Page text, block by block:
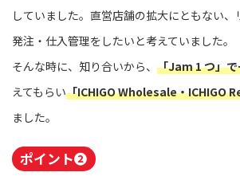
していました。直営店舗の拡大にともない、
発注・仕入管理をしたいと考えていました。
そんな時に、知り合いから、 「Jam 1 つ」
えてもらい「ICHIGO Wholesale・ICHIGO
ました。
ポイント❷